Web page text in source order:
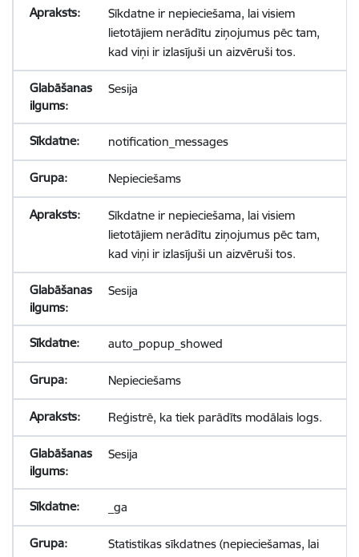
Sīkdatne ir nepieciešama, lai visiem
lietotājiem nerādītu ziņojumus pēc tam,
kad viņi ir izlasījuši un aizvēruši tos.
Sesija
notification_messages
Nepieciešams
Sīkdatne ir nepieciešama, lai visiem
lietotājiem nerādītu ziņojumus pēc tam,
kad viņi ir izlasījuši un aizvēruši tos.
Sesija
auto_popup_showed
Nepieciešams
Reģistrē, ka tiek parādīts modālais logs.
Sesija
_ga
Statistikas sīkdatnes (nepieciešamas, lai